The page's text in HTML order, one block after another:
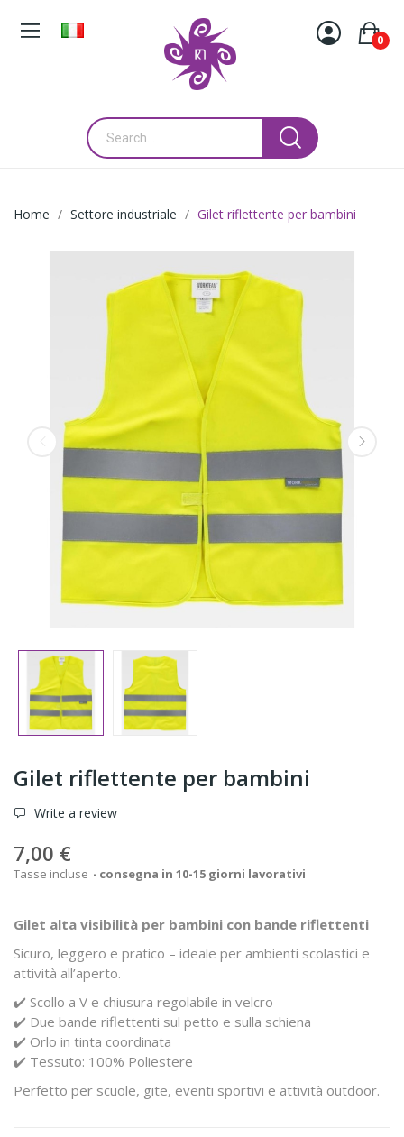
0
Home Settore industriale Gilet riflettente per bambini
Gilet riflettente per bambini
Write a review
7,00 €
Tasse incluse consegna in 10-15 giorni lavorativi
Gilet alta visibilità per bambini con bande riflettenti
Sicuro, leggero e pratico – ideale per ambienti scolastici e
attività all’aperto.
✔️ Scollo a V e chiusura regolabile in velcro
✔️ Due bande riflettenti sul petto e sulla schiena
✔️ Orlo in tinta coordinata
✔️ Tessuto: 100% Poliestere
Perfetto per scuole, gite, eventi sportivi e attività outdoor.